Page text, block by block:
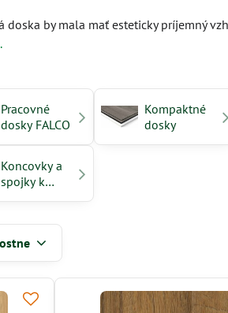
doska by mala mať esteticky príjemný
Pracovné
dosky FALCO
Kompaktné
dosky
Koncovky a
spojky k
pracovným
Egger